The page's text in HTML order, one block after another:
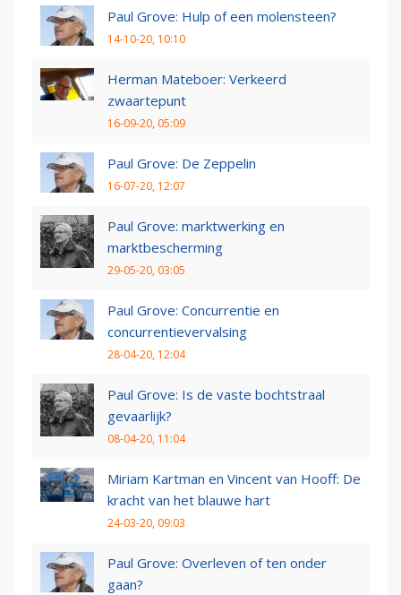
Paul Grove: Hulp of een molensteen?
14-10-20, 10:10
Herman Mateboer: Verkeerd
zwaartepunt
16-09-20, 05:09
Paul Grove: De Zeppelin
16-07-20, 12:07
Paul Grove: marktwerking en
marktbescherming
29-05-20, 03:05
Paul Grove: Concurrentie en
concurrentievervalsing
28-04-20, 12:04
Paul Grove: Is de vaste bochtstraal
gevaarlijk?
08-04-20, 11:04
Miriam Kartman en Vincent van Hooff: De
kracht van het blauwe hart
24-03-20, 09:03
Paul Grove: Overleven of ten onder
gaan?